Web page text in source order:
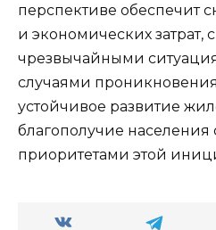
перспективе обеспечит
и экономических затрат,
чрезвычайными
случаями
устойчивое развитие
благополучие населения
приоритетами этой